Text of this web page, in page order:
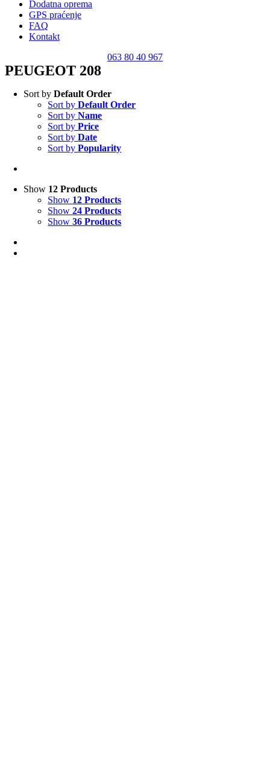
Dodatna oprema
GPS praćenje
FAQ
Kontakt
063 80 40 967
PEUGEOT 208
Sort byDefault Order
Sort byDefault Order
Sort byName
Sort byPrice
Sort byDate
Sort byPopularity
Show 12 Products
Show 12 Products
Show24 Products
Show36 Products